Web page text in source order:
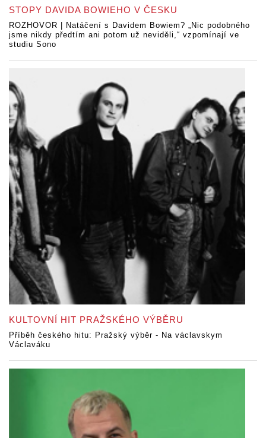
STOPY DAVIDA BOWIEHO V ČESKU
ROZHOVOR | Natáčení s Davidem Bowiem? „Nic podobného
jsme nikdy předtím ani potom už neviděli,“ vzpomínají ve
studiu Sono
KULTOVNÍ HIT PRAŽSKÉHO VÝBĚRU
Příběh českého hitu: Pražský výběr - Na václavskym
Václaváku